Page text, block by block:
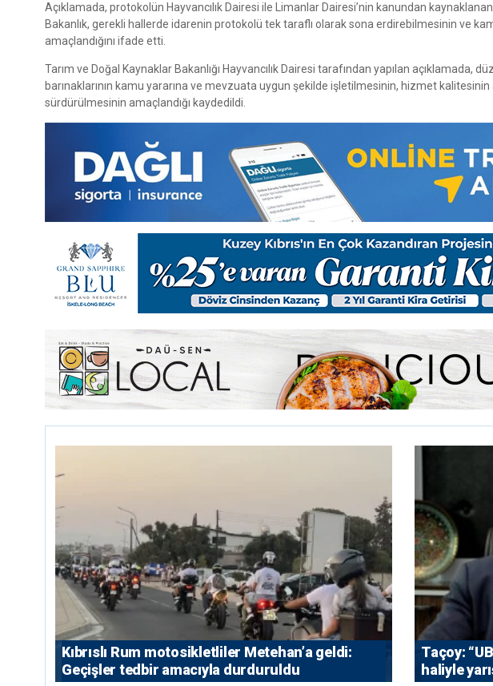
Açıklamada, protokolün Hayvancılık Dairesi ile Limanlar Dairesi’nin kanundan
Bakanlık, gerekli hallerde idarenin protokolü tek taraflı olarak sona erdirebilmesinin ve
amaçlandığını ifade etti.
Tarım ve Doğal Kaynaklar Bakanlığı Hayvancılık Dairesi tarafından yapılan açıklamada,
barınaklarının kamu yararına ve mevzuata uygun şekilde işletilmesinin, hizmet kalitesinin
sürdürülmesinin amaçlandığı kaydedildi.
Kıbrıslı Rum motosikletliler Metehan’a geldi:
Geçişler tedbir amacıyla durduruldu
Taçoy:
haliyle